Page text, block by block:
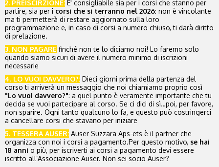
2. PREISCIRZIONE: E' consigliabile sia per i corsi che stanno per
partire, sia per i corsi che si terranno nel 2026: non è vincolante
ma ti permetterà di restare aggiornato sulla loro
programmazione e, in caso di corsi a numero chiuso, ti darà diritto
di prelazione.
3. NON PAGARE finché non te lo diciamo noi! Lo faremo solo
quando siamo sicuri di avere il numero minimo di iscrizioni
necessarie
4. LO VUOI DAVVERO?: Dieci giorni prima della partenza del
corso ti arriverà un messaggio che noi chiamiamo proprio così
"Lo vuoi davvero?": a quel punto è veramente importante che tu
decida se vuoi partecipare al corso. Se ci dici di sì…poi, per favore,
non sparire. Ogni tanto qualcuno lo fa, e questo può costringerci
a cancellare corsi che stavano per iniziare
5. TESSERA AUSER: Auser Suzzara Aps-ets è il partner che
organizza con noi i corsi a pagamento.Per questo motivo, se hai
18 anni o più, per iscriverti ai corsi a pagamento devi essere
iscritto all’Associazione Auser. Non sei socio Auser?